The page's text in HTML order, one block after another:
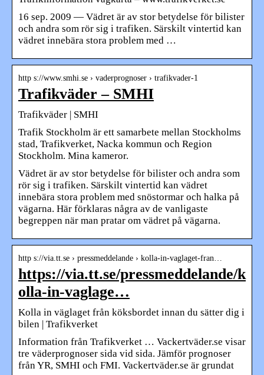
16 sep. 2009 — Vädret är av stor betydelse för bilister
och andra som rör sig i trafiken. Särskilt vintertid kan
vädret innebära stora problem med …
http s://www.smhi.se › vaderprognoser › trafikvader-1
Trafikväder – SMHI
Trafikväder | SMHI
Trafik Stockholm är ett samarbete mellan Stockholms
stad, Trafikverket, Nacka kommun och Region
Stockholm. Mina kameror.
Vädret är av stor betydelse för bilister och andra som
rör sig i trafiken. Särskilt vintertid kan vädret
innebära stora problem med snöstormar och halka på
vägarna. Här förklaras några av de vanligaste
begreppen när man pratar om vädret på vägarna.
http s://via.tt.se › pressmeddelande › kolla-in-vaglaget-fran…
https://via.tt.se/pressmeddelande/k
olla-in-vaglage…
Kolla in väglaget från köksbordet innan du sätter dig i
bilen | Trafikverket
Information från Trafikverket … Vackertväder.se visar
tre väderprognoser sida vid sida. Jämför prognoser
från YR, SMHI och FMI. Vackertväder.se är grundat